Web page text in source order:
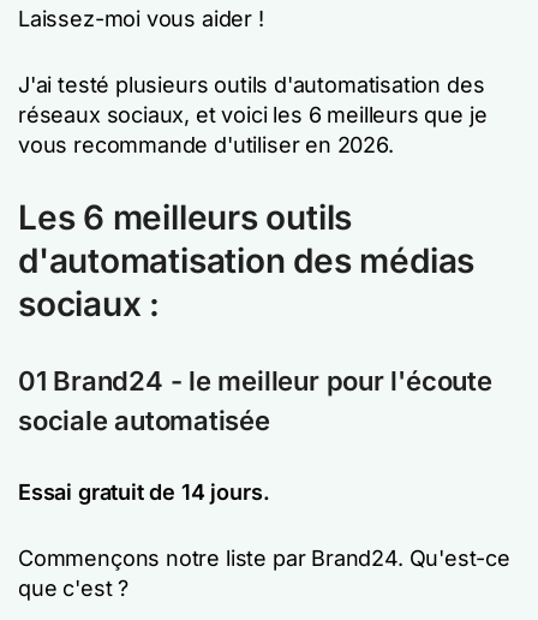
Laissez-moi vous aider !
J'ai testé plusieurs outils d'automatisation des
réseaux sociaux, et voici les 6 meilleurs que je
vous recommande d'utiliser en 2026.
Les 6 meilleurs outils
d'automatisation des médias
sociaux :
01 Brand24 - le meilleur pour l'écoute
sociale automatisée
Essai gratuit de 14 jours.
Commençons notre liste par Brand24. Qu'est-ce
que c'est ?